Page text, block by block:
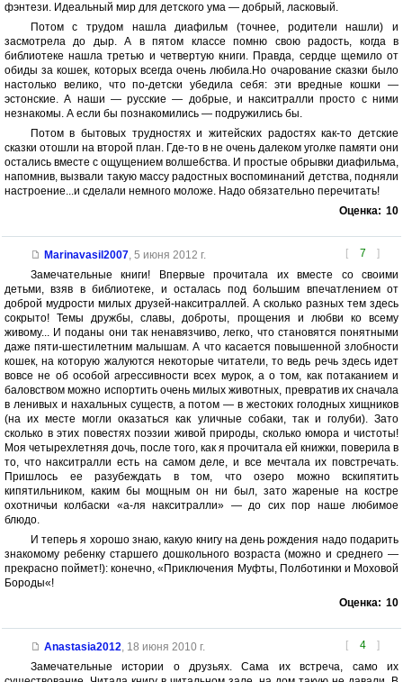
фэнтези. Идеальный мир для детского ума — добрый, ласковый.
Потом с трудом нашла диафильм (точнее, родители нашли) и
засмотрела до дыр. А в пятом классе помню свою радость, когда в
библиотеке нашла третью и четвертую книги. Правда, сердце щемило от
обиды за кошек, которых всегда очень любила.Но очарование сказки было
настолько велико, что по-детски убедила себя: эти вредные кошки —
эстонские. А наши — русские — добрые, и накситралли просто с ними
незнакомы. А если бы познакомились — подружились бы.
Потом в бытовых трудностях и житейских радостях как-то детские
сказки отошли на второй план. Где-то в не очень далеком уголке памяти они
остались вместе с ощущением волшебства. И простые обрывки диафильма,
напомнив, вызвали такую массу радостных воспоминаний детства, подняли
настроение...и сделали немного моложе. Надо обязательно перечитать!
Оценка: 10
[ 7 ]
Marinavasil2007, 5 июня 2012 г.
Замечательные книги! Впервые прочитала их вместе со своими
детьми, взяв в библиотеке, и осталась под большим впечатлением от
доброй мудрости милых друзей-накситраллей. А сколько разных тем здесь
сокрыто! Темы дружбы, славы, доброты, прощения и любви ко всему
живому... И поданы они так ненавязчиво, легко, что становятся понятными
даже пяти-шестилетним малышам. А что касается повышенной злобности
кошек, на которую жалуются некоторые читатели, то ведь речь здесь идет
вовсе не об особой агрессивности всех мурок, а о том, как потаканием и
баловством можно испортить очень милых животных, превратив их сначала
в ленивых и нахальных существ, а потом — в жестоких голодных хищников
(на их месте могли оказаться как уличные собаки, так и голуби). Зато
сколько в этих повестях поэзии живой природы, сколько юмора и чистоты!
Моя четырехлетняя дочь, после того, как я прочитала ей книжки, поверила в
то, что накситралли есть на самом деле, и все мечтала их повстречать.
Пришлось ее разубеждать в том, что озеро можно вскипятить
кипятильником, каким бы мощным он ни был, зато жареные на костре
охотничьи колбаски «а-ля накситралли» — до сих пор наше любимое
блюдо.
И теперь я хорошо знаю, какую книгу на день рождения надо подарить
знакомому ребенку старшего дошкольного возраста (можно и среднего —
прекрасно поймет!): конечно, «Приключения Муфты, Полботинки и Моховой
Бороды«!
Оценка: 10
[ 4 ]
Anastasia2012, 18 июня 2010 г.
Замечательные истории о друзьях. Сама их встреча, само их